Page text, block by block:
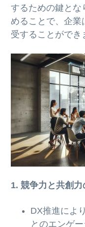
するための鍵とな
めることで、企業
受することができ
1. 競争力と共創力
DX推進によ
とのエンゲ